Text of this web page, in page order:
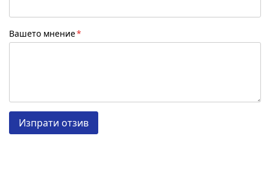
Вашето мнение
Изпрати отзив